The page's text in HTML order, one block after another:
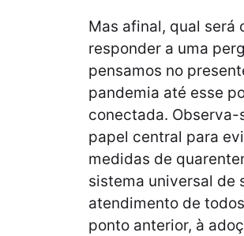
Mas afinal, qual será
responder a uma
pensamos no
pandemia até esse
conectada.
papel central para
medidas de
sistema universal de
atendimento de
ponto anterior, à